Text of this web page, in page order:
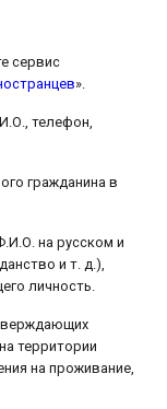
сервис
».
телефон,
гражданина в
на русском и
и т. д.),
личность.
территории
на проживание,